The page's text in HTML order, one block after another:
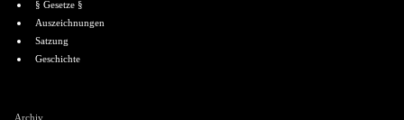
§ Gesetze §
Auszeichnungen
Satzung
Geschichte
Archiv